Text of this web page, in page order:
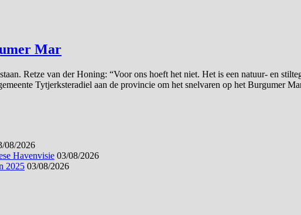
Mar
Retze van der Honing: “Voor ons hoeft het niet. Het is een natuur- en
Tytjerksteradiel aan de provincie om het snelvaren op het Burgumer
08/2026
Havenvisie 03/08/2026
2025 03/08/2026